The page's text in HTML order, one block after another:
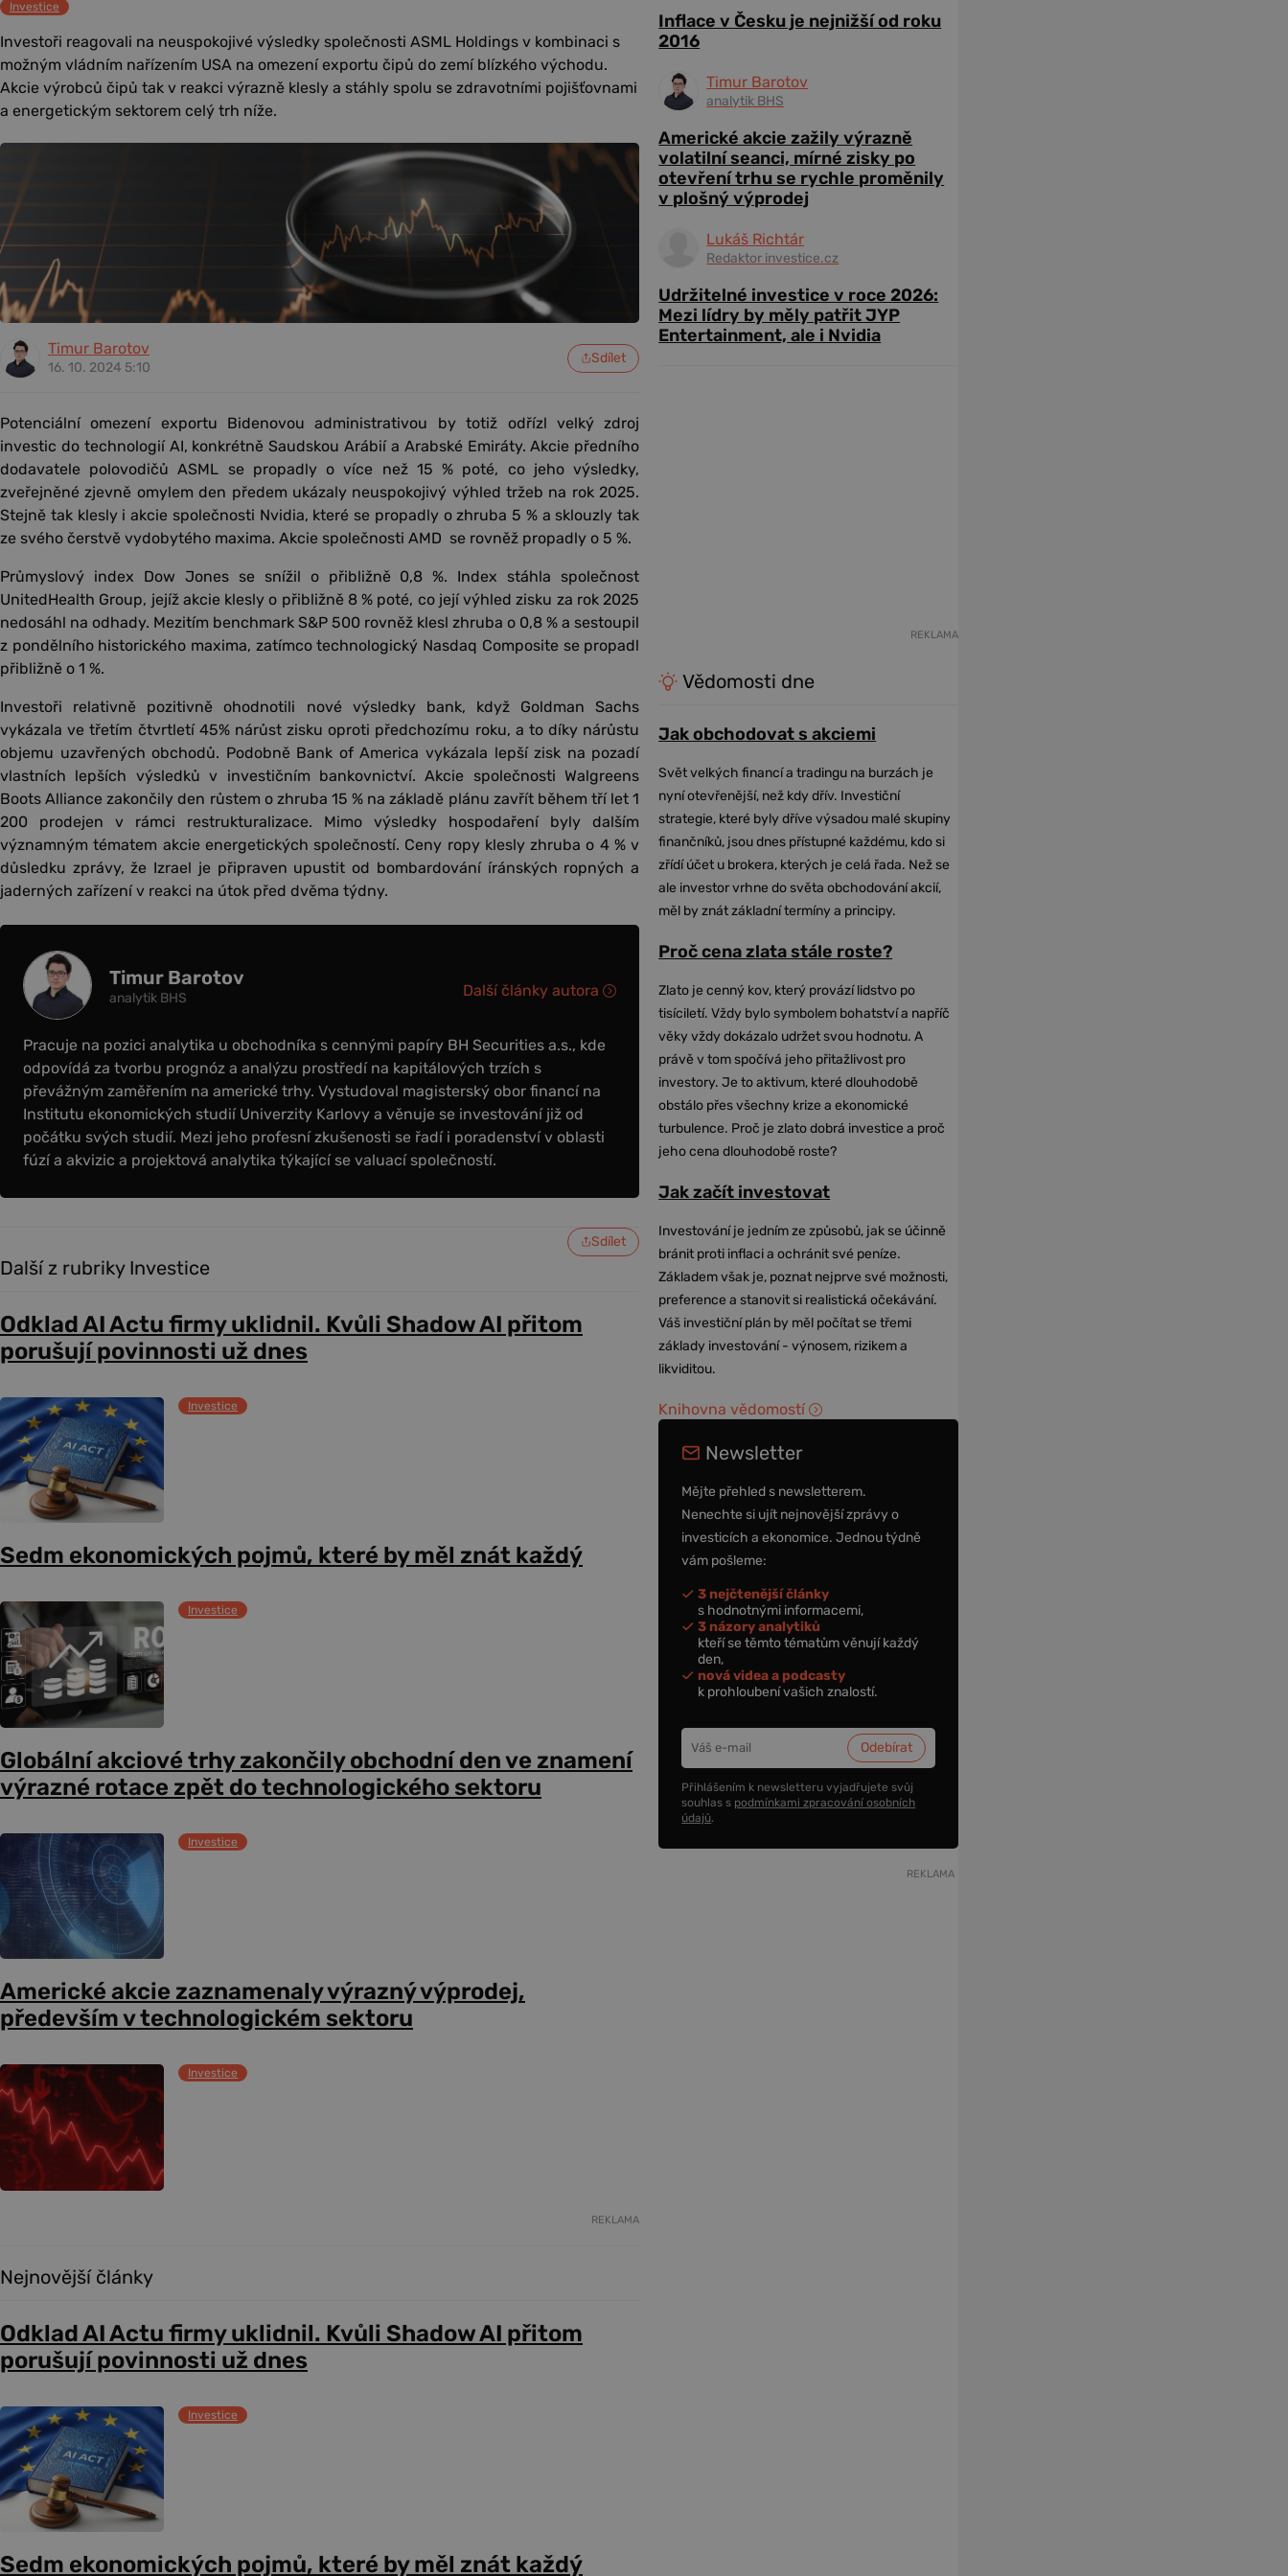
Investice
Investoři reagovali na neuspokojivé výsledky společnosti ASML Holdings v kombinaci s
možným vládním nařízením USA na omezení exportu čipů do zemí blízkého východu.
Akcie výrobců čipů tak v reakci výrazně klesly a stáhly spolu se zdravotními pojišťovnami
a energetickým sektorem celý trh níže.
Timur Barotov
16. 10. 2024 5:10
Sdílet
Potenciální omezení exportu Bidenovou administrativou by totiž odřízl velký zdroj
investic do technologií AI, konkrétně Saudskou Arábií a Arabské Emiráty. Akcie předního
dodavatele polovodičů ASML se propadly o více než 15 % poté, co jeho výsledky,
zveřejněné zjevně omylem den předem ukázaly neuspokojivý výhled tržeb na rok 2025.
Stejně tak klesly i akcie společnosti Nvidia, které se propadly o zhruba 5 % a sklouzly tak
ze svého čerstvě vydobytého maxima. Akcie společnosti AMD se rovněž propadly o 5 %.
Průmyslový index Dow Jones se snížil o přibližně 0,8 %. Index stáhla společnost
UnitedHealth Group, jejíž akcie klesly o přibližně 8 % poté, co její výhled zisku za rok 2025
nedosáhl na odhady. Mezitím benchmark S&P 500 rovněž klesl zhruba o 0,8 % a sestoupil
z pondělního historického maxima, zatímco technologický Nasdaq Composite se propadl
přibližně o 1 %.
Investoři relativně pozitivně ohodnotili nové výsledky bank, když Goldman Sachs
vykázala ve třetím čtvrtletí 45% nárůst zisku oproti předchozímu roku, a to díky nárůstu
objemu uzavřených obchodů. Podobně Bank of America vykázala lepší zisk na pozadí
vlastních lepších výsledků v investičním bankovnictví. Akcie společnosti Walgreens
Boots Alliance zakončily den růstem o zhruba 15 % na základě plánu zavřít během tří let 1
200 prodejen v rámci restrukturalizace. Mimo výsledky hospodaření byly dalším
významným tématem akcie energetických společností. Ceny ropy klesly zhruba o 4 % v
důsledku zprávy, že Izrael je připraven upustit od bombardování íránských ropných a
jaderných zařízení v reakci na útok před dvěma týdny.
Timur Barotov
analytik BHS
Pracuje na pozici analytika u obchodníka s cennými papíry BH Securities a.s., kde
odpovídá za tvorbu prognóz a analýzu prostředí na kapitálových trzích s
převážným zaměřením na americké trhy. Vystudoval magisterský obor financí na
Institutu ekonomických studií Univerzity Karlovy a věnuje se investování již od
počátku svých studií. Mezi jeho profesní zkušenosti se řadí i poradenství v oblasti
fúzí a akvizic a projektová analytika týkající se valuací společností.
Další články autora
Sdílet
Další z rubriky Investice
Odklad AI Actu firmy uklidnil. Kvůli Shadow AI přitom
porušují povinnosti už dnes
Investice
Sedm ekonomických pojmů, které by měl znát každý
Investice
Globální akciové trhy zakončily obchodní den ve znamení
výrazné rotace zpět do technologického sektoru
Investice
Americké akcie zaznamenaly výrazný výprodej,
především v technologickém sektoru
Investice
REKLAMA
Nejnovější články
Odklad AI Actu firmy uklidnil. Kvůli Shadow AI přitom
porušují povinnosti už dnes
Investice
Sedm ekonomických pojmů, které by měl znát každý
Inflace v Česku je nejnižší od roku
2016
Timur Barotov
analytik BHS
Americké akcie zažily výrazně
volatilní seanci, mírné zisky po
otevření trhu se rychle proměnily
v plošný výprodej
Lukáš Richtár
Redaktor investice.cz
Udržitelné investice v roce 2026:
Mezi lídry by měly patřit JYP
Entertainment, ale i Nvidia
REKLAMA
Vědomosti dne
Jak obchodovat s akciemi
Svět velkých financí a tradingu na burzách je
nyní otevřenější, než kdy dřív. Investiční
strategie, které byly dříve výsadou malé skupiny
finančníků, jsou dnes přístupné každému, kdo si
zřídí účet u brokera, kterých je celá řada. Než se
ale investor vrhne do světa obchodování akcií,
měl by znát základní termíny a principy.
Proč cena zlata stále roste?
Zlato je cenný kov, který provází lidstvo po
tisíciletí. Vždy bylo symbolem bohatství a napříč
věky vždy dokázalo udržet svou hodnotu. A
právě v tom spočívá jeho přitažlivost pro
investory. Je to aktivum, které dlouhodobě
obstálo přes všechny krize a ekonomické
turbulence. Proč je zlato dobrá investice a proč
jeho cena dlouhodobě roste?
Jak začít investovat
Investování je jedním ze způsobů, jak se účinně
bránit proti inflaci a ochránit své peníze.
Základem však je, poznat nejprve své možnosti,
preference a stanovit si realistická očekávání.
Váš investiční plán by měl počítat se třemi
základy investování - výnosem, rizikem a
likviditou.
Knihovna vědomostí
Newsletter
Mějte přehled s newsletterem.
Nenechte si ujít nejnovější zprávy o
investicích a ekonomice. Jednou týdně
vám pošleme:
3 nejčtenější články
s hodnotnými informacemi,
3 názory analytiků
kteří se těmto tématům věnují každý
den,
nová videa a podcasty
k prohloubení vašich znalostí.
Přihlášením k newsletteru vyjadřujete svůj
souhlas s podmínkami zpracování osobních
údajů.
REKLAMA